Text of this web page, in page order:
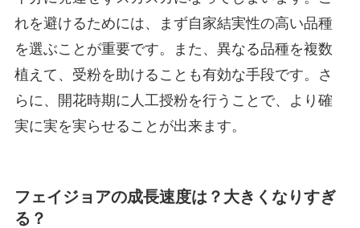
れを避けるためには、まず自家結実性の高い品種
を選ぶことが重要です。また、異なる品種を複数
植えて、受粉を助けることも有効な手段です。さ
らに、開花時期に人工授粉を行うことで、より確
実に実を実らせることが出来ます。
フェイジョアの成長速度は？大きくなりすぎ
る？